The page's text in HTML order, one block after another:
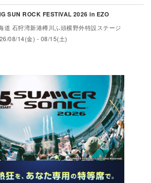
SUN ROCK FESTIVAL 2026 in EZO
道 石狩湾新港樽川ふ頭横野外特設ステージ
08/14(金) - 08/15(土)